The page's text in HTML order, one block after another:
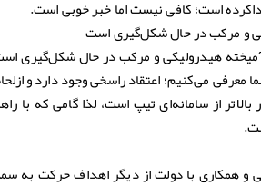
و مرکب در حال شکل‌گیری است
هیدرولیکی و مرکب در حال شکل‌گیری
معرفی می‌کنیم؛ اعتقاد راسخی وجود دارد و
از سامانه‌ای تیپ است، لذا گامی که با
و همکاری با دولت از دیگر اهداف حرکت